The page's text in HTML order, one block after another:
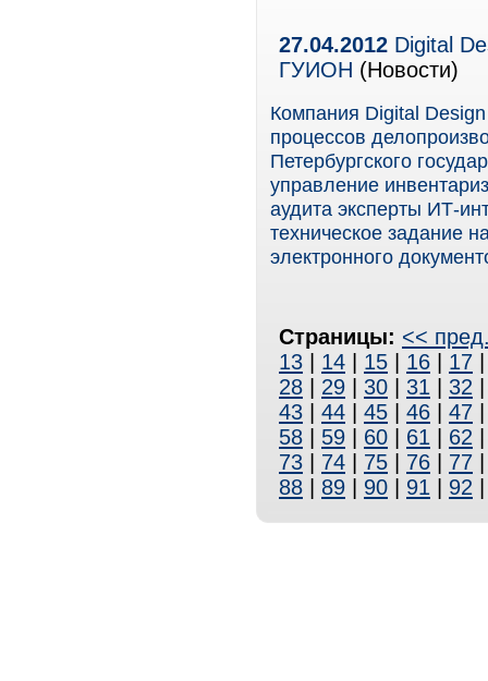
27.04.2012 Digital
ГУИОН (Новости)
Компания Digital
процессов
Петербургского
управление
аудита эксперты ИТ-
техническое задание
электронного
Страницы: <<
13
14 15 16 17
28
29 30 31 32
43
44 45 46 47
58
59 60 61 62
73
74 75 76 77
88
89 90 91 92